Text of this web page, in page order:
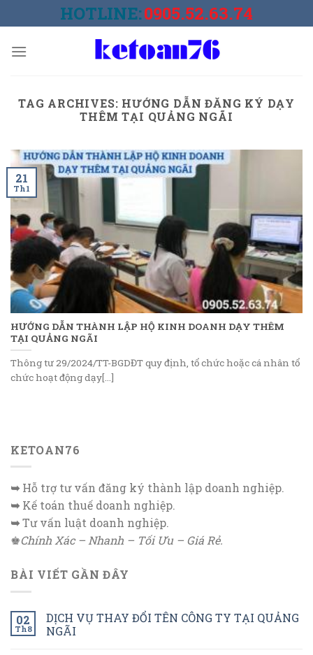
to
HOTLINE:0905.52.63.74
TAG ARCHIVES: HƯỚNG DẪN ĐĂNG KÝ DẠY
THÊM TẠI QUẢNG NGÃI
HƯỚNG DẪN THÀNH LẬP HỘ KINH DOANH DẠY THÊM
TẠI QUẢNG NGÃI
Thông tư 29/2024/TT-BGDĐT quy định, tổ chức hoặc cá nhân tổ
chức hoạt động dạy[...]
21
Th1
KETOAN76
➥Hỗ trợ tư vấn đăng ký thành lập doanh nghiệp.
➥Kế toán thuế doanh nghiệp.
➥Tư vấn luật doanh nghiệp.
♚Chính Xác – Nhanh – Tối Ưu – Giá Rẻ.
BÀI VIẾT GẦN ĐÂY
02
Th8
DỊCH VỤ THAY ĐỔI TÊN CÔNG TY TẠI QUẢNG
NGÃI